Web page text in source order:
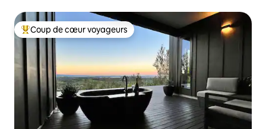
Coup de cœur voyageurs parmi les plus aimés
Coup de cœur voyageurs